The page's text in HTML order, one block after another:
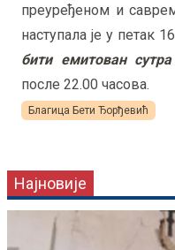
преуређеном и
наступала је у петак
бити емитован
после 22.00 часова.
Благица Бети Ђорђевић
Најновије